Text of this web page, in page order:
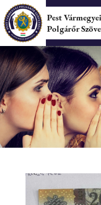
Pest Vármegyei
Polgárőr